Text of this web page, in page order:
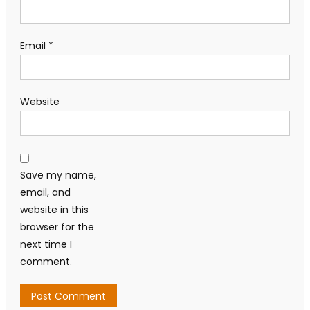
Email *
Website
Save my name,
email, and
website in this
browser for the
next time I
comment.